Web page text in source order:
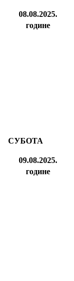
08.08.2025.
године
СУБОТА
09.08.2025.
године